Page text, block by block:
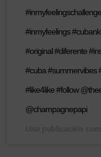
#inmyfeelings
#original #diferente
#cuba #summervibes
#like4like #follow
@champagnepapi